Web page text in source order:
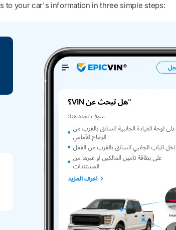
to your car's information in three simple steps: